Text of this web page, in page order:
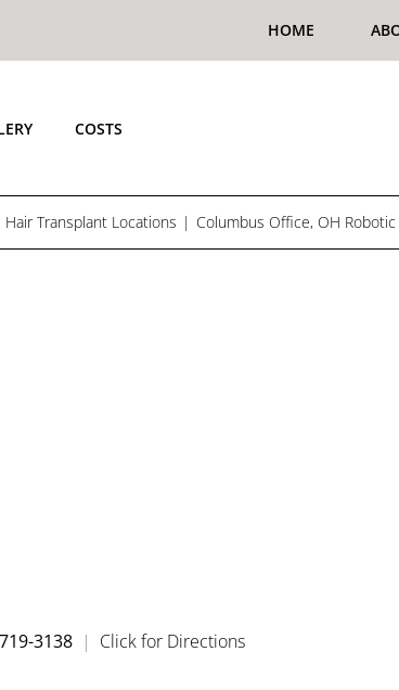
HOME
COSTS
Hair Transplant Locations Columbus Office, OH
3138 | Click for Directions